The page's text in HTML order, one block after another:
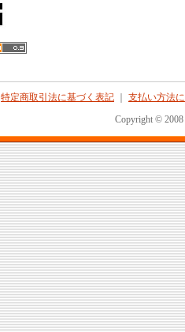
特定商取引法に基づく表記
支払い方法
Copyright © 2008